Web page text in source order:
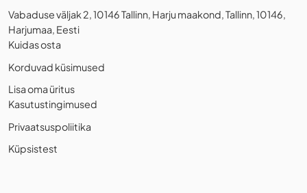
Vabaduse väljak 2, 10146 Tallinn, Harju maakond, Tallinn, 10146,
Harjumaa, Eesti
Kuidas osta
Korduvad küsimused
Lisa oma üritus
Kasutustingimused
Privaatsuspoliitika
Küpsistest